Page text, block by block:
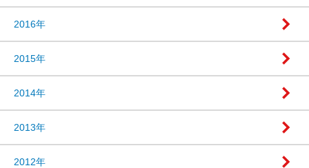
2016年
2015年
2014年
2013年
2012年